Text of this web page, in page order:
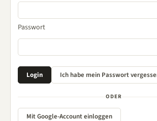
Passwort
ODER
Mit Google-Account einloggen